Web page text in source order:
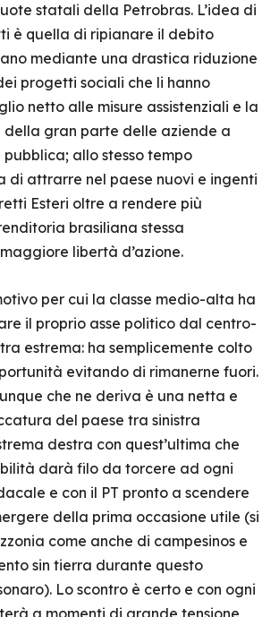
statali della Petrobras. L’idea di
è quella di ripianare il debito
mediante una drastica riduzione
progetti sociali che li hanno
netto alle misure assistenziali e la
della gran parte delle aziende a
allo stesso tempo
di attrarre nel paese nuovi e ingenti
Esteri oltre a rendere più
brasiliana stessa
libertà d’azione.
per cui la classe medio-alta ha
il proprio asse politico dal centro-
estrema: ha semplicemente colto
evitando di rimanerne fuori.
che ne deriva è una netta e
del paese tra sinistra
destra con quest’ultima che
darà filo da torcere ad ogni
e con il PT pronto a scendere
della prima occasione utile (si
come anche di campesinos e
sin tierra durante questo
Lo scontro è certo e con ogni
a momenti di grande tensione